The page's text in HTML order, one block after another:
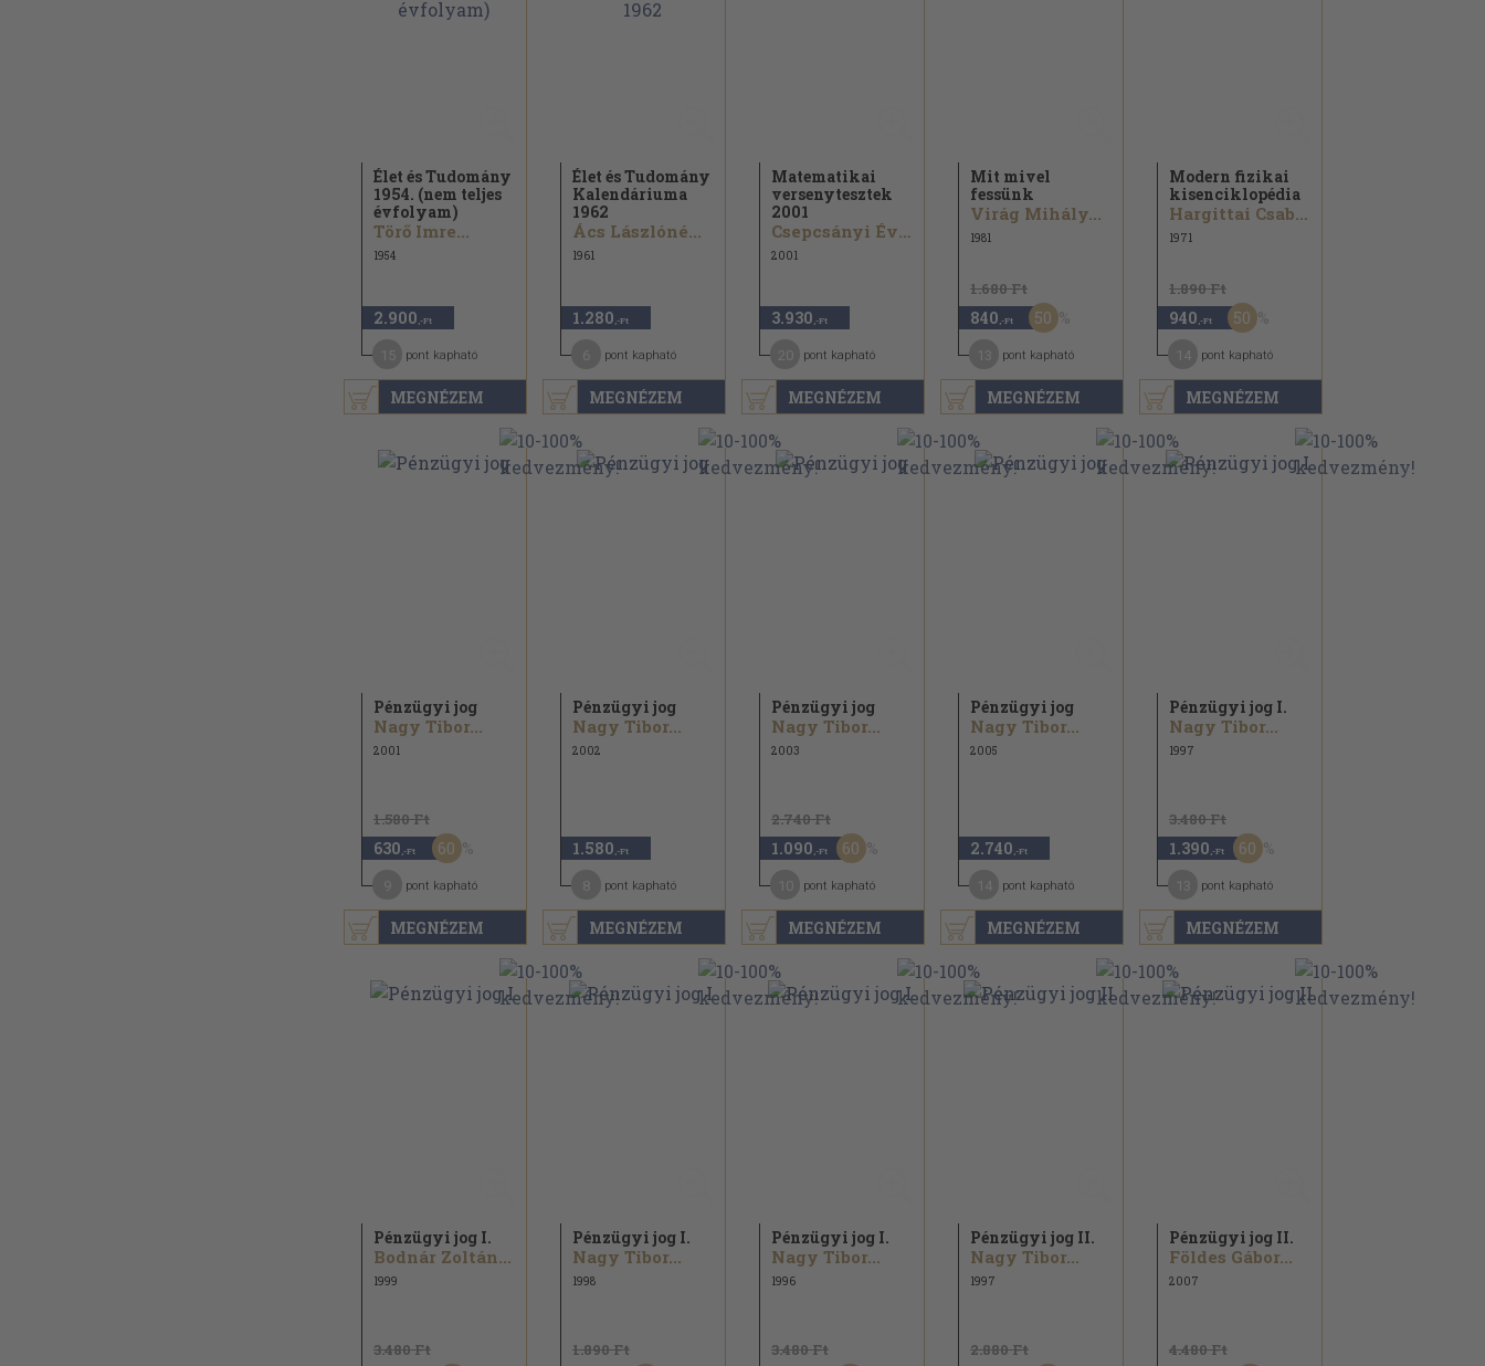
MEGNÉZEM
Élet és Tudomány
1954. (nem teljes
évfolyam)
Törő Imre...
1954
2.900 ,-Ft
pont kapható
MEGNÉZEM
Élet és Tudomány
Kalendáriuma
1962
Ács Lászlóné...
1961
1.280 ,-Ft
pont kapható
MEGNÉZEM
Matematikai
versenytesztek
2001
Csepcsányi Éva...
2001
3.930 ,-Ft
pont kapható
MEGNÉZEM
Mit mivel
fessünk
Virág Mihály...
1981
1.680 Ft
840 ,-Ft 50
pont kapható
MEGNÉZEM
Modern fizikai
kisenciklopédia
Hargittai Csaba...
1971
1.890 Ft
940 ,-Ft 50
pont kapható
MEGNÉZEM
Pénzügyi jog
Nagy Tibor...
2001
1.580 Ft
630 ,-Ft 60
pont kapható
MEGNÉZEM
Pénzügyi jog
Nagy Tibor...
2002
1.580 ,-Ft
pont kapható
MEGNÉZEM
Pénzügyi jog
Nagy Tibor...
2003
2.740 Ft
1.090 ,-Ft 60
pont kapható
MEGNÉZEM
Pénzügyi jog
Nagy Tibor...
2005
2.740 ,-Ft
pont kapható
MEGNÉZEM
Pénzügyi jog I.
Nagy Tibor...
1997
3.480 Ft
1.390 ,-Ft 60
pont kapható
Pénzügyi jog I.
Bodnár Zoltán...
1999
3.480 Ft
Pénzügyi jog I.
Nagy Tibor...
1998
1.890 Ft
Pénzügyi jog I.
Nagy Tibor...
1996
3.480 Ft
Pénzügyi jog II.
Nagy Tibor...
1997
2.880 Ft
Pénzügyi jog II.
Földes Gábor...
2007
4.480 Ft